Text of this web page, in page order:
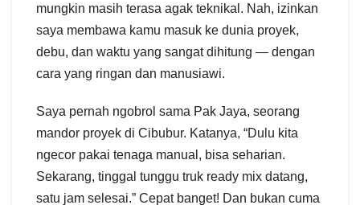
mungkin masih terasa agak teknikal. Nah, izinkan
saya membawa kamu masuk ke dunia proyek,
debu, dan waktu yang sangat dihitung — dengan
cara yang ringan dan manusiawi.
Saya pernah ngobrol sama Pak Jaya, seorang
mandor proyek di Cibubur. Katanya, “Dulu kita
ngecor pakai tenaga manual, bisa seharian.
Sekarang, tinggal tunggu truk ready mix datang,
satu jam selesai.” Cepat banget! Dan bukan cuma